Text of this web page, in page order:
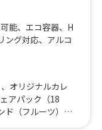
能、 エコ容器、 H
ング対応、 アルコ
オリジナルカレ
アパック（18
ド（フルーツ）、